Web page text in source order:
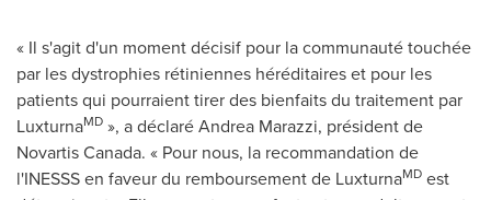
« Il s'agit d'un moment décisif pour la communauté touchée
par les dystrophies rétiniennes héréditaires et pour les
patients qui pourraient tirer des bienfaits du traitement par
LuxturnaMD », a déclaréAndrea Marazzi, président de
Novartis Canada. « Pour nous, la recommandation de
l'INESSS en faveur du remboursement de LuxturnaMD est